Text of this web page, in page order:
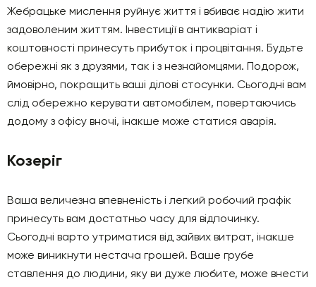
Жебрацьке мислення руйнує життя і вбиває надію жити
задоволеним життям. Інвестиції в антикваріат і
коштовності принесуть прибуток і процвітання. Будьте
обережні як з друзями, так і з незнайомцями. Подорож,
ймовірно, покращить ваші ділові стосунки. Сьогодні вам
слід обережно керувати автомобілем, повертаючись
додому з офісу вночі, інакше може статися аварія.
Козеріг
Ваша величезна впевненість і легкий робочий графік
принесуть вам достатньо часу для відпочинку.
Сьогодні варто утриматися від зайвих витрат, інакше
може виникнути нестача грошей. Ваше грубе
ставлення до людини, яку ви дуже любите, може внести